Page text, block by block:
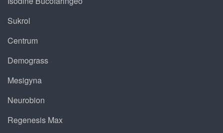
Sukrol
Centrum
Demograss
Mesigyna
Neurobion
Regenesis Max